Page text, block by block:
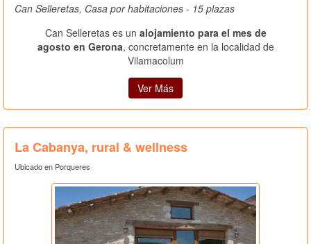
Can Selleretas, Casa por habitaciones - 15 plazas
Can Selleretas es un alojamiento para el mes de
agosto en Gerona, concretamente en la localidad de
Vilamacolum
Ver Más
La Cabanya, rural & wellness
Ubicado en Porqueres